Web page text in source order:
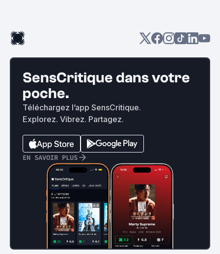
SensCritique dans votre
poche.
Téléchargez l’app SensCritique.
Explorez. Vibrez. Partagez.
EN SAVOIR PLUS